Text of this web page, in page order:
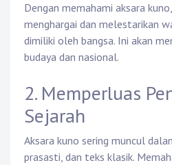
Dengan memahami aksara
menghargai dan melestarikan
dimiliki oleh bangsa. Ini akan
budaya dan nasional.
2. Memperluas
Sejarah
Aksara kuno sering muncul
prasasti, dan teks klasik.